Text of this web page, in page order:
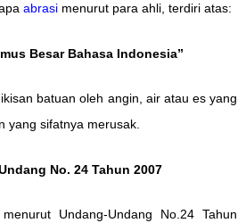
abrasi menurut para ahli, terdiri atas:
Besar Bahasa Indonesia”
batuan oleh angin, air atau es yang
yang sifatnya merusak.
No. 24 Tahun 2007
menurut Undang-Undang No.24 Tahun